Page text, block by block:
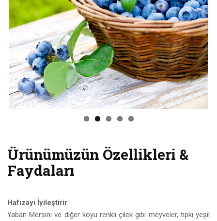
Previous Next
Ürünümüzün Özellikleri &
Faydaları
Hafızayı İyileştirir
Yaban Mersini ve diğer koyu renkli çilek gibi meyveler, tıpkı yeşil